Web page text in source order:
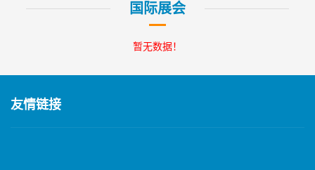
国际展会
暂无数据！
友情链接